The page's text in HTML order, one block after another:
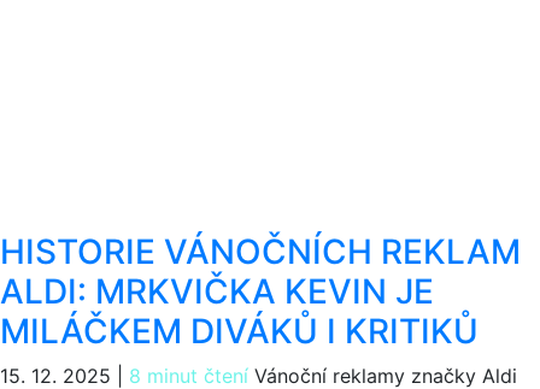
HISTORIE VÁNOČNÍCH REKLAM
ALDI: MRKVIČKA KEVIN JE
MILÁČKEM DIVÁKŮ I KRITIKŮ
15. 12. 2025 8 minut čtení Vánoční reklamy značky Aldi